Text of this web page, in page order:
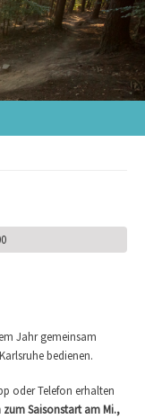
Jahr gemeinsam
bedienen.
oder Telefon erhalten
zum Saisonstart am Mi.,